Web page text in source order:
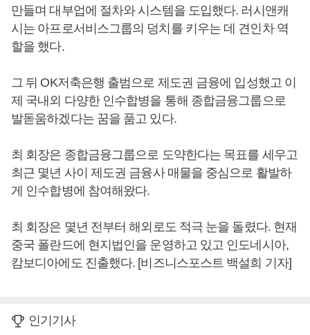
만들며 대부업에 절차와 시스템을 도입했다. 러시앤캐
시는 아프로서비스그룹의 덩치를 키우는 데 견인차 역
할을 했다.
그 뒤 OK저축은행 출범으로 제도권 금융에 입성했고 이
제 국내외 다양한 인수합병을 통해 종합금융그룹으로
발돋움하겠다는 꿈을 품고 있다.
최 회장은 종합금융그룹으로 도약한다는 목표를 세우고
최근 몇년 사이 제도권 금융사 매물을 중심으로 활발하
게 인수합병에 참여해왔다.
최 회장은 몇년 전부터 해외로도 적극 눈을 돌렸다. 현재
중국 폴란드에 현지법인을 운영하고 있고 인도네시아,
캄보디아에도 진출했다. [비즈니스포스트 백설희 기자]
인기기사